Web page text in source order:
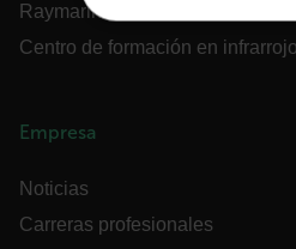
Raymarine
Centro de formación en
Empresa
Noticias
Carreras profesionales
COOKIES
NECESARIAS